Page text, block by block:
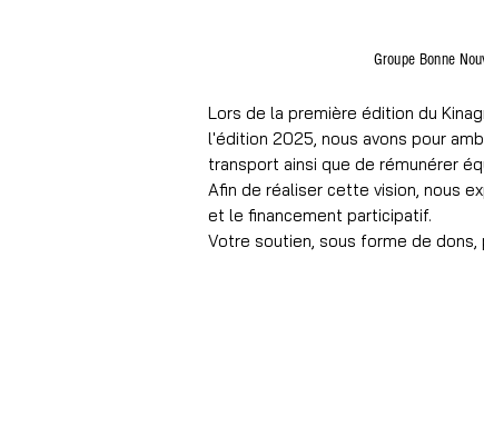
Groupe Bonne
Lors de la première édition du
l'édition 2025, nous avons pour
transport ainsi que de rémunérer
Afin de réaliser cette vision, nous
et le financement participatif.
Votre soutien, sous forme de